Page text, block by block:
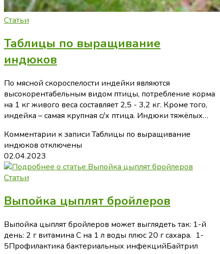
Статьи
Таблицы по выращивание
индюков
По мясной скороспелости индейки являются
высокорентабельным видом птицы, потребление корма
на 1 кг живого веса составляет 2,5 - 3,2 кг. Кроме того,
индейка – самая крупная с/х птица. Индюки тяжёлых…
Комментарии к записи Таблицы по выращивание
индюков отключены
02.04.2023
Статьи
Выпойка цыплят бройлеров
Выпойка цыплят бройлеров может выглядеть так: 1-й
день: 2 г витамина C на 1 л воды плюс 20 г сахара. 1-
5Профилактика бактериальных инфекцийБайтрил